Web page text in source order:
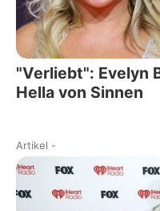
"Verliebt": Evelyn
Hella von Sinnen
Artikel -